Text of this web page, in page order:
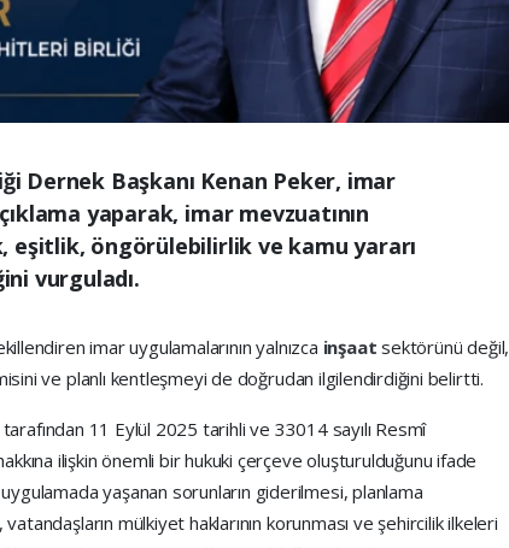
Dernek Başkanı Kenan Peker, imar
yaparak, imar mevzuatının
eşitlik, öngörülebilirlik ve kamu yararı
vurguladı.
imar uygulamalarının yalnızca inşaatsektörünü değil,
ve planlı kentleşmeyi de doğrudan ilgilendirdiğini belirtti.
11 Eylül 2025 tarihli ve 33014 sayılı Resmî
ilişkin önemli bir hukuki çerçeve oluşturulduğunu ifade
yaşanan sorunların giderilmesi, planlama
mülkiyet haklarının korunması ve şehircilik ilkeleri